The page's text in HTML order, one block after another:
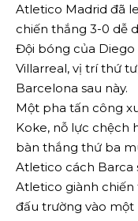
Atletico Madrid đã
chiến thắng 3-0 dễ
Đội bóng của
Villarreal, vị trí thứ
Barcelona sau này.
Một pha tấn công
Koke, nỗ lực chệch
bàn thắng thứ ba
Atletico cách Barca
Atletico giành
đấu trường vào một